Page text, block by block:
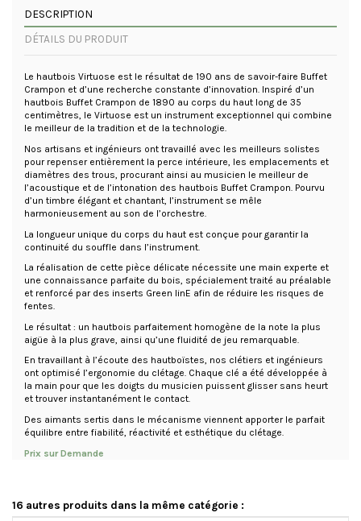
DESCRIPTION
DÉTAILS DU PRODUIT
Le hautbois Virtuose est le résultat de 190 ans de savoir-faire Buffet
Crampon et d’une recherche constante d’innovation. Inspiré d’un
hautbois Buffet Crampon de 1890 au corps du haut long de 35
centimètres, le Virtuose est un instrument exceptionnel qui combine
le meilleur de la tradition et de la technologie.
Nos artisans et ingénieurs ont travaillé avec les meilleurs solistes
pour repenser entièrement la perce intérieure, les emplacements et
diamètres des trous, procurant ainsi au musicien le meilleur de
l’acoustique et de l’intonation des hautbois Buffet Crampon. Pourvu
d’un timbre élégant et chantant, l’instrument se mêle
harmonieusement au son de l’orchestre.
La longueur unique du corps du haut est conçue pour garantir la
continuité du souffle dans l’instrument.
La réalisation de cette pièce délicate nécessite une main experte et
une connaissance parfaite du bois, spécialement traité au préalable
et renforcé par des inserts Green linE afin de réduire les risques de
fentes.
Le résultat : un hautbois parfaitement homogène de la note la plus
aigüe à la plus grave, ainsi qu’une fluidité de jeu remarquable.
En travaillant à l’écoute des hautboïstes, nos clétiers et ingénieurs
ont optimisé l’ergonomie du clétage. Chaque clé a été développée à
la main pour que les doigts du musicien puissent glisser sans heurt
et trouver instantanément le contact.
Des aimants sertis dans le mécanisme viennent apporter le parfait
équilibre entre fiabilité, réactivité et esthétique du clétage.
Prix sur Demande
16 autres produits dans la même catégorie :